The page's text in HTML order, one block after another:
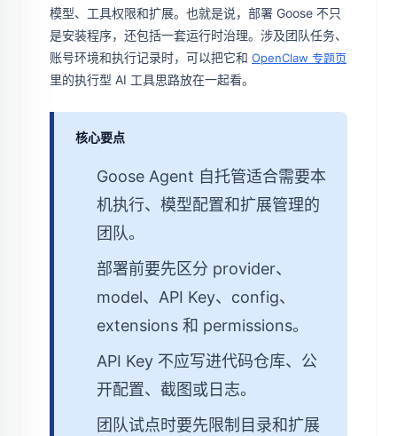
模型、工具权限和扩展。也就是说，部署 Goose 不只
是安装程序，还包括一套运行时治理。涉及团队任务、
账号环境和执行记录时，可以把它和 OpenClaw 专题页
里的执行型 AI 工具思路放在一起看。
核心要点
Goose Agent 自托管适合需要本
机执行、模型配置和扩展管理的
团队。
部署前要先区分 provider、
model、API Key、config、
extensions 和 permissions。
API Key 不应写进代码仓库、公
开配置、截图或日志。
团队试点时要先限制目录和扩展